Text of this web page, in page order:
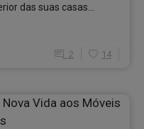
das suas casas...
2 14